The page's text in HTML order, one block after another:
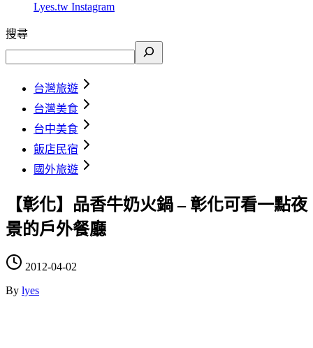
Lyes.tw Instagram
搜尋
台灣旅遊
台灣美食
台中美食
飯店民宿
國外旅遊
【彰化】品香牛奶火鍋 – 彰化可看一點夜
景的戶外餐廳
2012-04-02
By lyes